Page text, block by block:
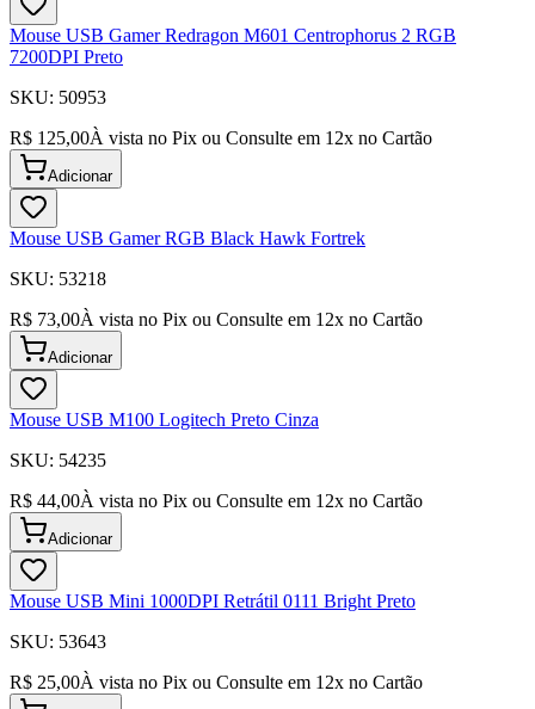
Mouse USB Gamer Redragon M601 Centrophorus 2 RGB
7200DPI Preto
SKU: 50953
R$ 125,00À vista no Pix ou Consulte em 12x no Cartão
Adicionar
Mouse USB Gamer RGB Black Hawk Fortrek
SKU: 53218
R$ 73,00À vista no Pix ou Consulte em 12x no Cartão
Adicionar
Mouse USB M100 Logitech Preto Cinza
SKU: 54235
R$ 44,00À vista no Pix ou Consulte em 12x no Cartão
Adicionar
Mouse USB Mini 1000DPI Retrátil 0111 Bright Preto
SKU: 53643
R$ 25,00À vista no Pix ou Consulte em 12x no Cartão